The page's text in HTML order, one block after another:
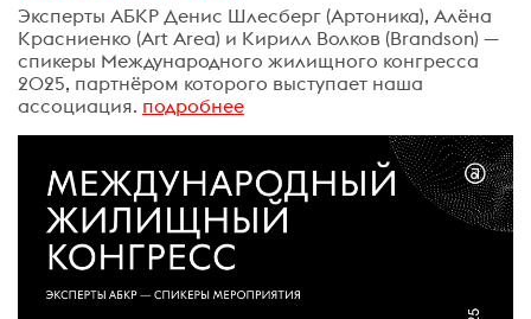
Эксперты АБКР Денис Шлесберг (Артоника), Алёна
Красниенко (Art Area) и Кирилл Волков (Brandson) —
спикеры Международного жилищного конгресса
2025, партнёром которого выступает наша
ассоциация. подробнее